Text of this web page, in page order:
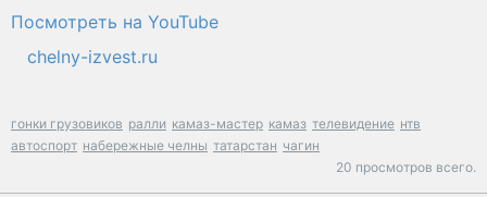
Посмотреть на YouTube
chelny-izvest.ru
гонки грузовиков ралли камаз-мастер камаз телевидение нтв
автоспорт набережные челны татарстан чагин
20 просмотров всего.